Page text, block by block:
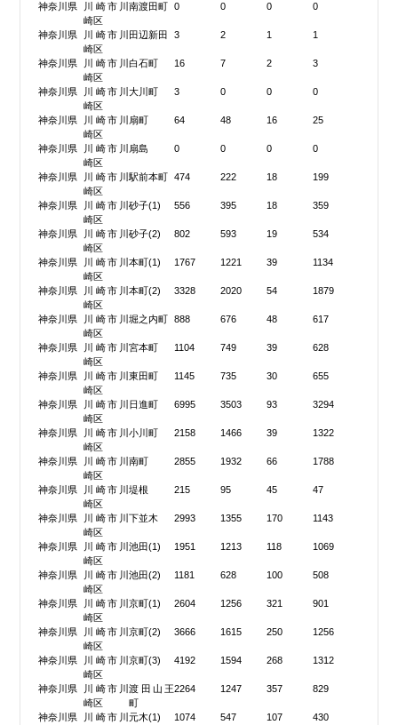
神奈川県
川崎市川
崎区
南渡田町 0 0 0 0
神奈川県
川崎市川
崎区
田辺新田 3 2 1 1
神奈川県
川崎市川
崎区
白石町 16 7 2 3
神奈川県
川崎市川
崎区
大川町 3 0 0 0
神奈川県
川崎市川
崎区
扇町 64 48 16 25
神奈川県
川崎市川
崎区
扇島 0 0 0 0
神奈川県
川崎市川
崎区
駅前本町 474 222 18 199
神奈川県
川崎市川
崎区
砂子(1) 556 395 18 359
神奈川県
川崎市川
崎区
砂子(2) 802 593 19 534
神奈川県
川崎市川
崎区
本町(1) 1767 1221 39 1134
神奈川県
川崎市川
崎区
本町(2) 3328 2020 54 1879
神奈川県
川崎市川
崎区
堀之内町 888 676 48 617
神奈川県
川崎市川
崎区
宮本町 1104 749 39 628
神奈川県
川崎市川
崎区
東田町 1145 735 30 655
神奈川県
川崎市川
崎区
日進町 6995 3503 93 3294
神奈川県
川崎市川
崎区
小川町 2158 1466 39 1322
神奈川県
川崎市川
崎区
南町 2855 1932 66 1788
神奈川県
川崎市川
崎区
堤根 215 95 45 47
神奈川県
川崎市川
崎区
下並木 2993 1355 170 1143
神奈川県
川崎市川
崎区
池田(1) 1951 1213 118 1069
神奈川県
川崎市川
崎区
池田(2) 1181 628 100 508
神奈川県
川崎市川
崎区
京町(1) 2604 1256 321 901
神奈川県
川崎市川
崎区
京町(2) 3666 1615 250 1256
神奈川県
川崎市川
崎区
京町(3) 4192 1594 268 1312
神奈川県
川崎市川
崎区
渡田山王
町
2264 1247 357 829
神奈川県
川崎市川元木(1) 1074 547 107 430